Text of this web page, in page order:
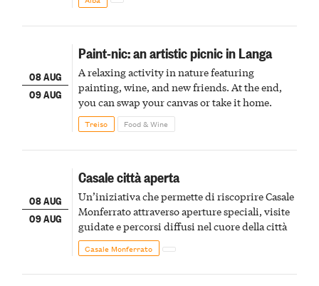
08 AUG
09 AUG
Paint-nic: an artistic picnic in Langa
A relaxing activity in nature featuring
painting, wine, and new friends. At the end,
you can swap your canvas or take it home.
Treiso Food & Wine
08 AUG
09 AUG
Casale città aperta
Un’iniziativa che permette di riscoprire Casale
Monferrato attraverso aperture speciali, visite
guidate e percorsi diffusi nel cuore della città
Casale Monferrato